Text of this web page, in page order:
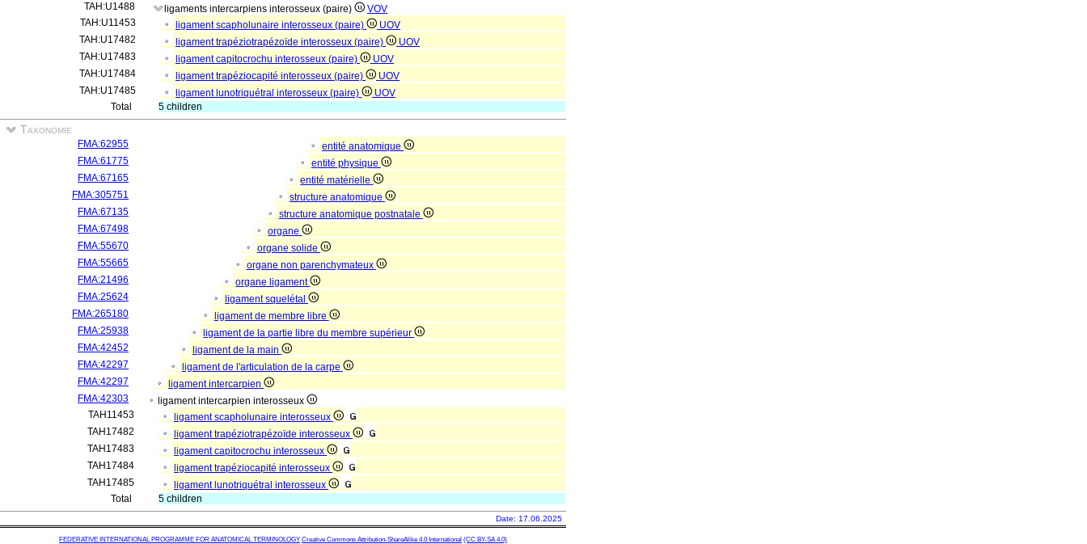
TAH:U1488
ligaments intercarpiens interosseux (paire)
VOV
TAH:U11453
ligament scapholunaire interosseux (paire)
UOV
TAH:U17482
ligament trapéziotrapézoïde interosseux (paire)
UOV
TAH:U17483
ligament capitocrochu interosseux (paire)
UOV
TAH:U17484
ligament trapéziocapité interosseux (paire)
UOV
TAH:U17485
ligament lunotriquétral interosseux (paire)
UOV
Total
5 children
Taxonomie
FMA:62955
entité anatomique
FMA:61775
entité physique
FMA:67165
entité matérielle
FMA:305751
structure anatomique
FMA:67135
structure anatomique postnatale
FMA:67498
organe
FMA:55670
organe solide
FMA:55665
organe non parenchymateux
FMA:21496
organe ligament
FMA:25624
ligament squelétal
FMA:265180
ligament de membre libre
FMA:25938
ligament de la partie libre du membre supérieur
FMA:42452
ligament de la main
FMA:42297
ligament de l'articulation de la carpe
FMA:42297
ligament intercarpien
FMA:42303
ligament intercarpien interosseux
TAH11453
ligament scapholunaire interosseux
TAH17482
ligament trapéziotrapézoïde interosseux
TAH17483
ligament capitocrochu interosseux
TAH17484
ligament trapéziocapité interosseux
TAH17485
ligament lunotriquétral interosseux
Total
5 children
Date: 17.06.2025
FEDERATIVE INTERNATIONAL PROGRAMME FOR ANATOMICAL TERMINOLOGY Creative Commons Attribution-ShareAlike 4.0 International (CC BY-SA 4.0)